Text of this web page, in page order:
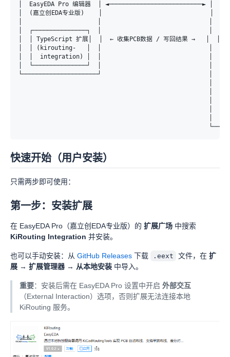
│  EasyEDA Pro 编辑器  │ ◄──────────────────────────►
│  (嘉立创EDA专业版)    │                              │
│  ┌───────────────┐  │                              │
│  │ TypeScript 扩展│  │  ← 收集PCB数据 / 写回结果 →   │
│  │ (kirouting-   │  │                              │  │
│  │  integration) │  │                              │
│  └───────────────┘  │                              │
└─────────────────────┘
快速开始（用户安装）
只需两步即可使用：
第一步：安装扩展
在 EasyEDA Pro（嘉立创EDA专业版）的 扩展广场 中搜索
KiRouting Integration 并安装。
也可以手动安装：从 GitHub Releases 下载 .eext 文件，在扩
展 → 扩展管理器→ 从本地安装 中导入。
重要：安装后需在 EasyEDA Pro 设置中开启 外部交互
（External Interaction）选项，否则扩展无法连接本地
KiRouting 服务。